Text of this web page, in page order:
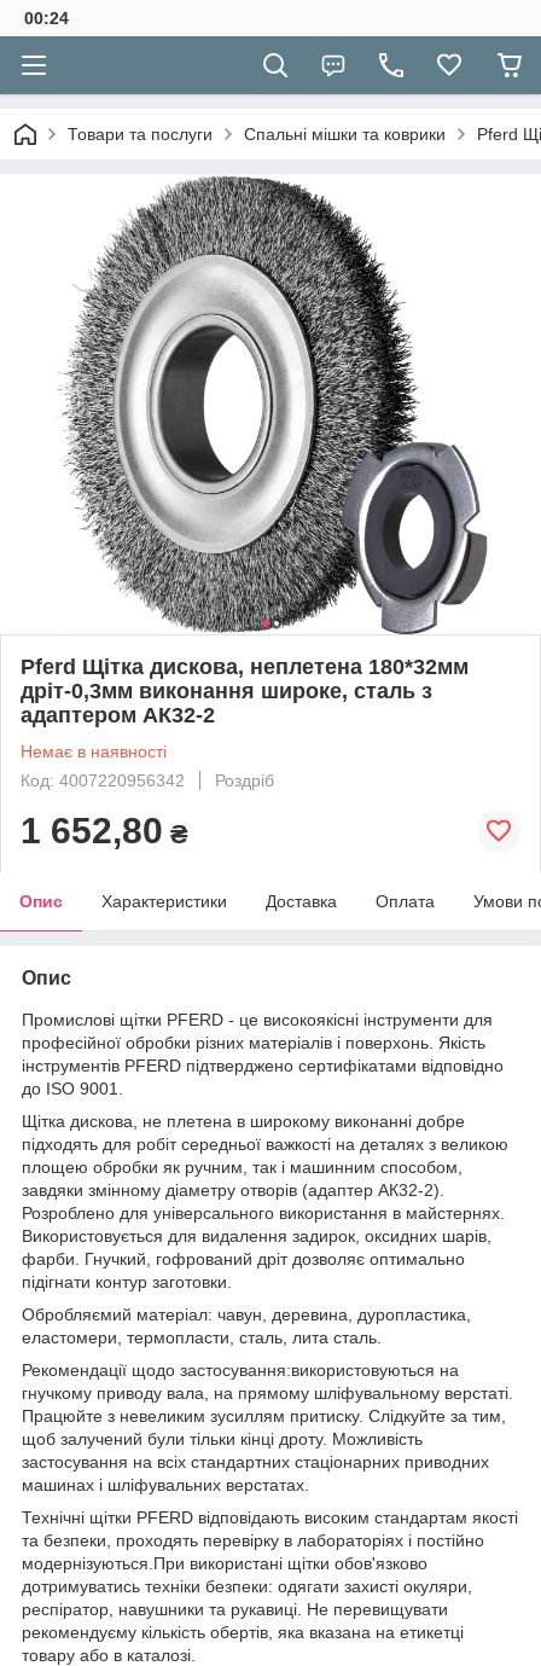
00:24
Товари та послуги Спальні мішки та коврики Pferd
Pferd Щітка дискова, неплетена 180*32мм
дріт-0,3мм виконання широке, сталь з
адаптером АК32-2
Немає в наявності
Код: 4007220956342
Роздріб
1 652,80 ₴
Опис Характеристики Доставка Оплата Умови
Опис
Промислові щітки PFERD - це високоякісні інструменти для
професійної обробки різних матеріалів і поверхонь. Якість
інструментів PFERD підтверджено сертифікатами відповідно
до ISO 9001.
Щітка дискова, не плетена в широкому виконанні добре
підходять для робіт середньої важкості на деталях з великою
площею обробки як ручним, так і машинним способом,
завдяки змінному діаметру отворів (адаптер АК32-2).
Розроблено для універсального використання в майстернях.
Використовується для видалення задирок, оксидних шарів,
фарби. Гнучкий, гофрований дріт дозволяє оптимально
підігнати контур заготовки.
Обробляємий матеріал: чавун, деревина, дуропластика,
еластомери, термопласти, сталь, лита сталь.
Рекомендації щодо застосування:використовуються на
гнучкому приводу вала, на прямому шліфувальному верстаті.
Працюйте з невеликим зусиллям притиску. Слідкуйте за тим,
щоб залучений були тільки кінці дроту. Можливість
застосування на всіх стандартних стаціонарних приводних
машинах і шліфувальних верстатах.
Технічні щітки PFERD відповідають високим стандартам якості
та безпеки, проходять перевірку в лабораторіях і постійно
модернізуються.При використані щітки обов'язково
дотримуватись техніки безпеки: одягати захисті окуляри,
респіратор, навушники та рукавиці. Не перевищувати
рекомендуєму кількість обертів, яка вказана на етикетці
товару або в каталозі.